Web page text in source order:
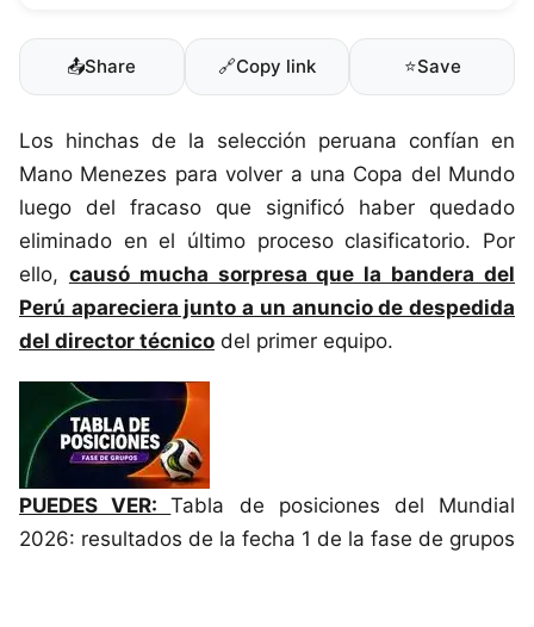
📤Share 🔗Copy link ⭐Save
Los hinchas de la selección peruana confían en
Mano Menezes para volver a una Copa del Mundo
luego del fracaso que significó haber quedado
eliminado en el último proceso clasificatorio. Por
ello, causó mucha sorpresa que la bandera del
Perú apareciera junto a un anuncio de despedida
del director técnico del primer equipo.
PUEDES VER:Tabla de posiciones del Mundial
2026: resultados de la fecha 1 de la fase de grupos